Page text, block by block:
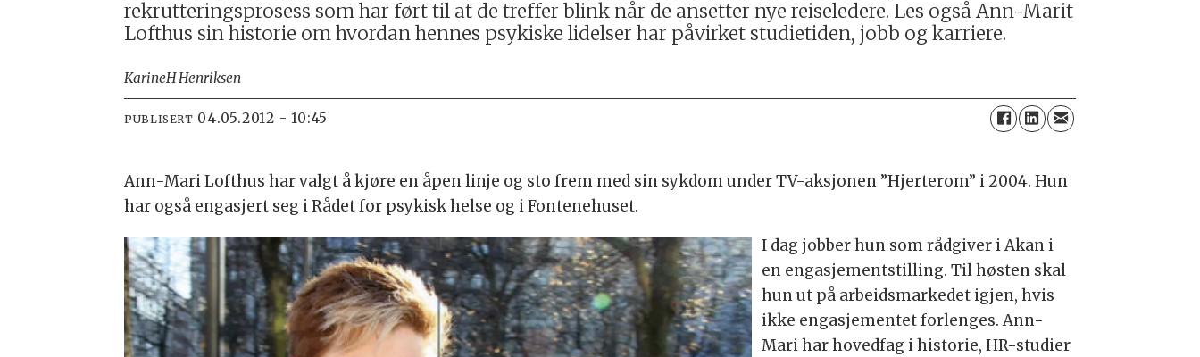
rekrutteringsprosess som har ført til at de treffer blink når de ansetter nye reiseledere. Les også Ann-Marit
Lofthus sin historie om hvordan hennes psykiske lidelser har påvirket studietiden, jobb og karriere.
KarineH Henriksen
PUBLISERT 04.05.2012 - 10:45
Ann-Mari Lofthus har valgt å kjøre en åpen linje og sto frem med sin sykdom under TV-aksjonen ”Hjerterom” i 2004. Hun
har også engasjert seg i Rådet for psykisk helse og i Fontenehuset.
I dag jobber hun som rådgiver i Akan i
en engasjementstilling. Til høsten skal
hun ut på arbeidsmarkedet igjen, hvis
ikke engasjementet forlenges. Ann-
Mari har hovedfag i historie, HR-studier